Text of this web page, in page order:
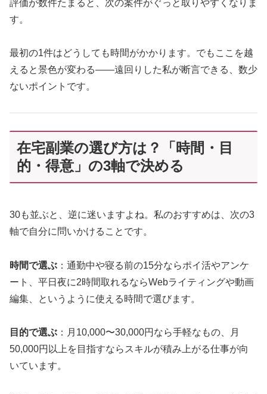
評価が数件たまると、次の案件がぐっと取りやすくなりま
す。
最初の1件はどうしても時間がかかります。でもここを越
えると景色が変わる——遠回りした私が断言できる、数少
ないポイントです。
在宅副業の選び方は？「時間・目
的・得意」の3軸で決める
30も並ぶと、逆に迷いますよね。私のおすすめは、次の3
軸で自分に問いかけることです。
時間で選ぶ ：通勤中や寝る前の15分ならポイ活やアンケ
ート、平日夜に2時間取れるならWebライティングや動画
編集、というように使える時間で選びます。
目的で選ぶ ：月10,000〜30,000円なら手軽なもの、月
50,000円以上を目指すならスキルが積み上がる仕事が向
いています。